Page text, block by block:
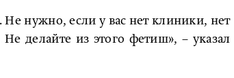
Не нужно, если у вас нет клиники, нет
делайте из этого фетиш», – указал